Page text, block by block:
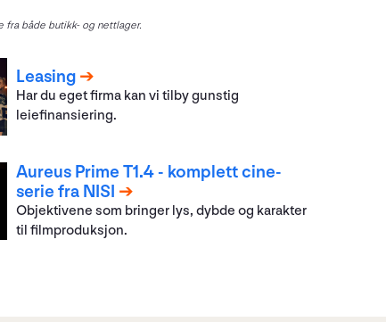
fra både butikk- og nettlager.
Leasing
Har du eget firma kan vi tilby gunstig
leiefinansiering.
Aureus Prime T1.4 - komplett cine-
serie fra NISI
Objektivene som bringer lys, dybde og karakter
til filmproduksjon.